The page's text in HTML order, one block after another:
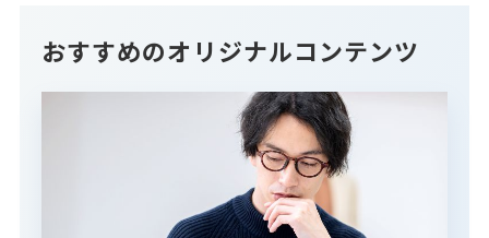
おすすめのオリジナルコンテンツ